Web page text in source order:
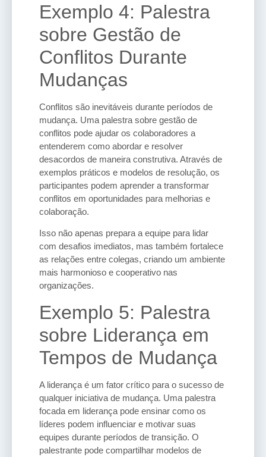
Exemplo 4: Palestra
sobre Gestão de
Conflitos Durante
Mudanças
Conflitos são inevitáveis durante períodos de
mudança. Uma palestra sobre gestão de
conflitos pode ajudar os colaboradores a
entenderem como abordar e resolver
desacordos de maneira construtiva. Através de
exemplos práticos e modelos de resolução, os
participantes podem aprender a transformar
conflitos em oportunidades para melhorias e
colaboração.
Isso não apenas prepara a equipe para lidar
com desafios imediatos, mas também fortalece
as relações entre colegas, criando um ambiente
mais harmonioso e cooperativo nas
organizações.
Exemplo 5: Palestra
sobre Liderança em
Tempos de Mudança
A liderança é um fator crítico para o sucesso de
qualquer iniciativa de mudança. Uma palestra
focada em liderança pode ensinar como os
líderes podem influenciar e motivar suas
equipes durante períodos de transição. O
palestrante pode compartilhar modelos de